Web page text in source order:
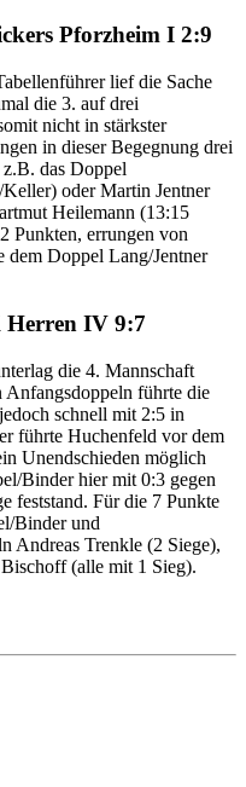
Pforzheim I 2:9
lief die Sache
die 3. auf drei
nicht in stärkster
in dieser Begegnung drei
das Doppel
oder Martin Jentner
Heilemann (13:15
Punkten, errungen von
Doppel Lang/Jentner
Herren IV 9:7
die 4. Mannschaft
führte die
schnell mit 2:5 in
führte Huchenfeld vor dem
Unendschieden möglich
Binder hier mit 0:3 gegen
feststand. Für die 7 Punkte
Binder und
Andreas Trenkle (2 Siege),
(alle mit 1 Sieg).